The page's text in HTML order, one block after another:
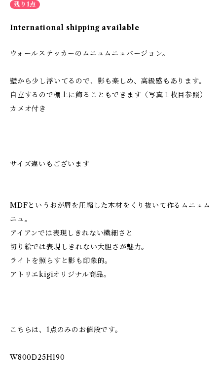
残り1点
International shipping available
ウォールステッカーのムニュムニュバージョン。
壁から少し浮いてるので、影も楽しめ、高級感もあります。
自立するので棚上に飾ることもできます（写真１枚目参照）
カメオ付き
サイズ違いもございます
MDFというおが屑を圧縮した木材をくり抜いて作るムニュム
ニュ。
アイアンでは表現しきれない繊細さと
切り絵では表現しきれない大胆さが魅力。
ライトを照らすと影も印象的。
アトリエkigiオリジナル商品。
こちらは、1点のみのお値段です。
W800D25H190